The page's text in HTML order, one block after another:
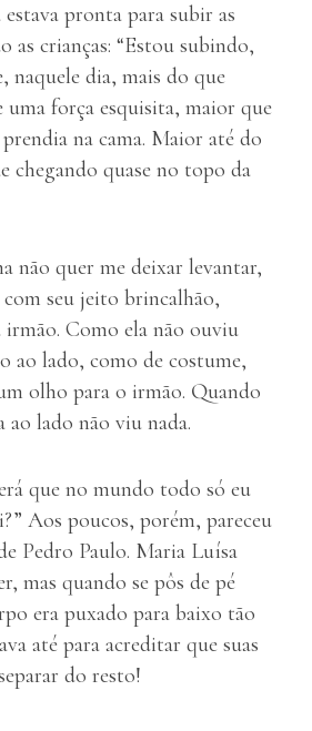
pronta para subir as
as crianças: “Estou subindo,
naquele dia, mais do que
uma força esquisita, maior que
na cama. Maior até do
chegando quase no topo da
não quer me deixar levantar,
seu jeito brincalhão,
Como ela não ouviu
ao lado, como de costume,
olho para o irmão. Quando
ao lado não viu nada.
que no mundo todo só eu
Aos poucos, porém, pareceu
Pedro Paulo. Maria Luísa
mas quando se pôs de pé
era puxado para baixo tão
até para acreditar que suas
do resto!